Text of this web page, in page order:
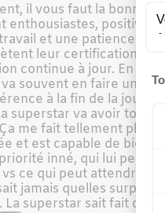
il vous faut la bonne
enthousiastes,
et une patience
leur certification
continue à jour. En
va souvent en faire un
à la fin de la
superstar va avoir tout
me fait tellement
et est capable de bien
inné, qui lui
ce qui peut attendre
jamais quelles
La superstar sait fait cela,